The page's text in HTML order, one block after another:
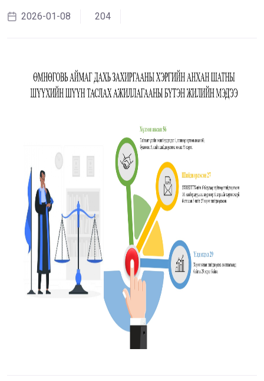
2026-01-08 204